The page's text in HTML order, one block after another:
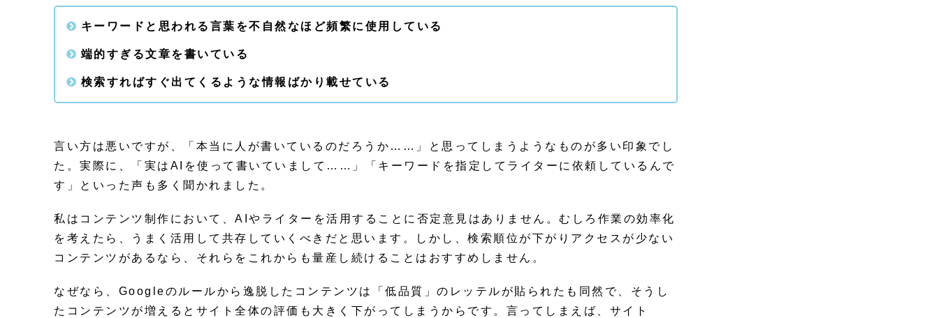
キーワードと思われる言葉を不自然なほど頻繁に使用している
端的すぎる文章を書いている
検索すればすぐ出てくるような情報ばかり載せている
言い方は悪いですが、「本当に人が書いているのだろうか……」と思ってしまうようなものが多い印象でし
た。実際に、「実はAIを使って書いていまして……」「キーワードを指定してライターに依頼しているんで
す」といった声も多く聞かれました。
私はコンテンツ制作において、AIやライターを活用することに否定意見はありません。むしろ作業の効率化
を考えたら、うまく活用して共存していくべきだと思います。しかし、検索順位が下がりアクセスが少ない
コンテンツがあるなら、それらをこれからも量産し続けることはおすすめしません。
なぜなら、Googleのルールから逸脱したコンテンツは「低品質」のレッテルが貼られたも同然で、そうし
たコンテンツが増えるとサイト全体の評価も大きく下がってしまうからです。言ってしまえば、サイト